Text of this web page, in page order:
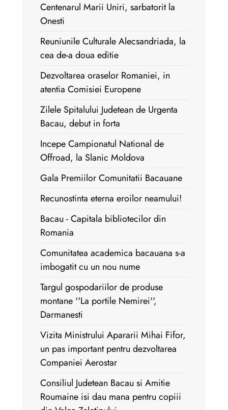
Centenarul Marii Uniri, sarbatorit la
Onesti
Reuniunile Culturale Alecsandriada, la
cea de-a doua editie
Dezvoltarea oraselor Romaniei, in
atentia Comisiei Europene
Zilele Spitalului Judetean de Urgenta
Bacau, debut in forta
Incepe Campionatul National de
Offroad, la Slanic Moldova
Gala Premiilor Comunitatii Bacauane
Recunostinta eterna eroilor neamului!
Bacau - Capitala bibliotecilor din
Romania
Comunitatea academica bacauana s-a
imbogatit cu un nou nume
Targul gospodariilor de produse
montane ''La portile Nemirei'',
Darmanesti
Vizita Ministrului Apararii Mihai Fifor,
un pas important pentru dezvoltarea
Companiei Aerostar
Consiliul Judetean Bacau si Amitie
Roumaine isi dau mana pentru copiii